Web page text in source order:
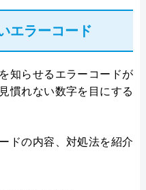
エラーコード
知らせるエラーコードが
慣れない数字を目にする
ドの内容、対処法を紹介